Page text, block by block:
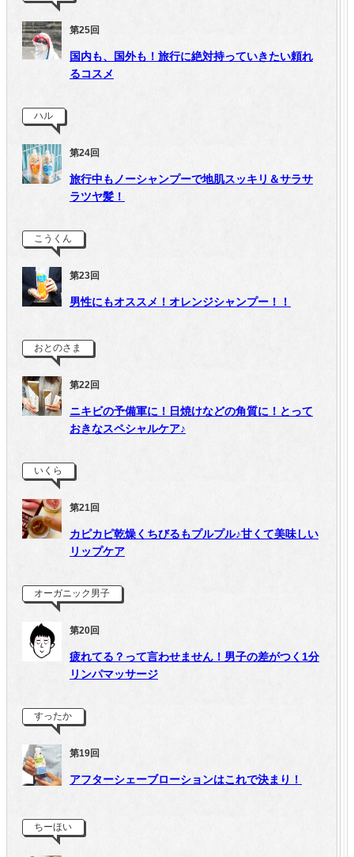
第25回
国内も、国外も！旅行に絶対持っていきたい頼れ
るコスメ
ハル
第24回
旅行中もノーシャンプーで地肌スッキリ＆サラサ
ラツヤ髪！
こうくん
第23回
男性にもオススメ！オレンジシャンプー！！
おとのさま
第22回
ニキビの予備軍に！日焼けなどの角質に！とって
おきなスペシャルケア♪
いくら
第21回
カピカピ乾燥くちびるもプルプル♪甘くて美味しい
リップケア
オーガニック男子
第20回
疲れてる？って言わせません！男子の差がつく1分
リンパマッサージ
すったか
第19回
アフターシェーブローションはこれで決まり！
ちーほい